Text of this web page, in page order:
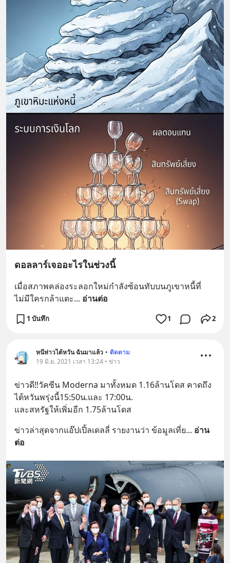
ดอลลาร์เจออะไรในช่วงนี้
เมื่อสภาพคล่องระลอกใหม่กำลังซ้อนทับบนภูเขาหนี้ที่
ไม่มีใครกล้าแตะ... อ่านต่อ
1 บันทึก 1 2
หนีห่าวไต้หวัน ฉันมาแล้ว • ติดตาม
19 มิ.ย. 2021 เวลา 13:24 • ข่าว
ข่าวดี‼️วัคซีน Moderna มาทั้งหมด 1.16ล้านโดส คาดถึง
ไต้หวันพรุ่งนี้15:50น.และ 17:00น.
และสหรัฐให้เพิ่มอีก 1.75ล้านโดส
ข่าวล่าสุดจากแอ๊ปเปิ้ลเดลลี่ รายงานว่า ข้อมูลเที่ย... อ่าน
ต่อ